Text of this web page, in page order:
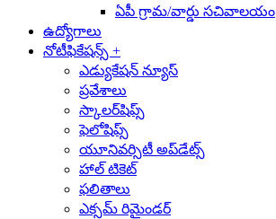
ఏపీ గ్రామ/వార్డు సచివాలయం
ఉద్యోగాలు
నోటీఫికేషన్స్ +
ఎడ్యుకేషన్‌ న్యూస్‌
ప్రవేశాలు
స్కాలర్‌షిప్స్‌
ఫెలోషిప్స్‌
యూనివర్సిటీ అప్‌డేట్స్‌
హాల్ టికెట్
ఫలితాలు
ఎక్సమ్ రిమైండర్